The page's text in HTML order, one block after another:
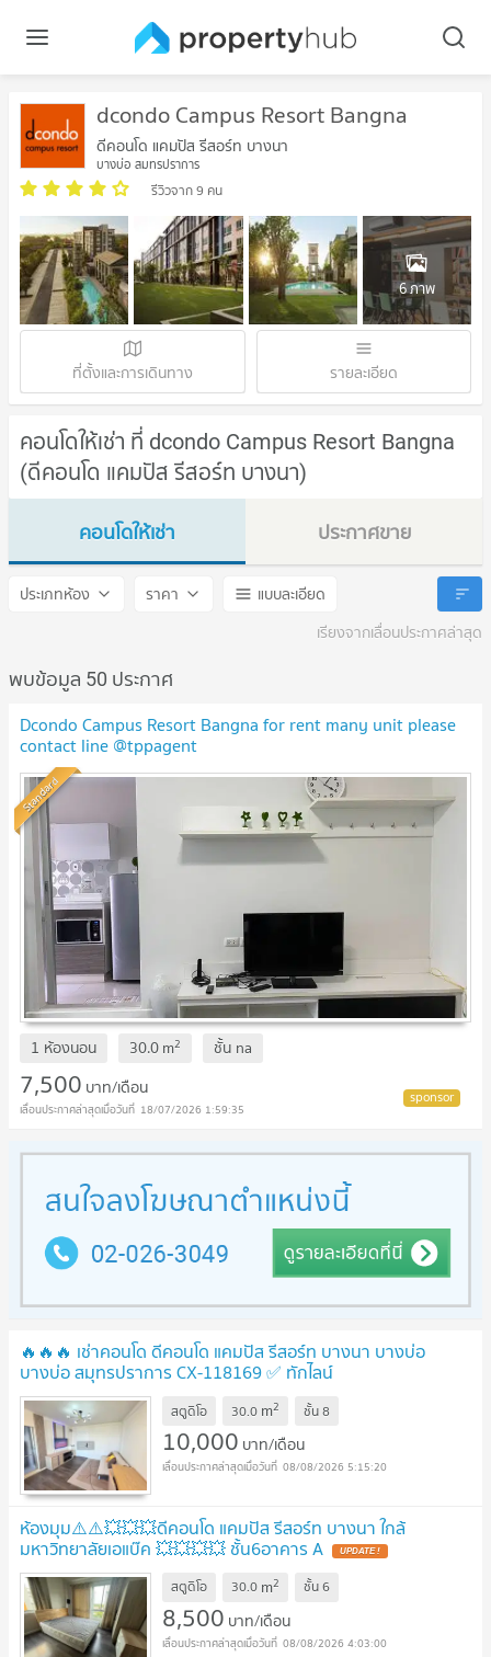
dcondo Campus Resort Bangna
ดีคอนโด แคมปัส รีสอร์ท บางนา
บางบ่อ สมุทรปราการ
รีวิวจาก 9 คน
6 ภาพ
ที่ตั้งและการเดินทาง รายละเอียด
คอนโดให้เช่า ที่ dcondo Campus Resort Bangna
(ดีคอนโด แคมปัส รีสอร์ท บางนา)
คอนโดให้เช่า
dcondo Campus Resort Bangna
ประกาศขาย
dcondo Campus Resort
ประเภทห้อง ราคา
แบบละเอียด
เรียงจากเลื่อนประกาศล่าสุด
พบข้อมูล 50 ประกาศ
Dcondo Campus Resort Bangna for rent many unit please
contact line @tppagent
Standard
1 ห้องนอน 30.0m2 ชั้น na
7,500 บาท/เดือน
18/07/2026 1:59:35
🔥🔥🔥 เช่าคอนโด ดีคอนโด แคมปัส รีสอร์ท บางนา บางบ่อ
บางบ่อ สมุทรปราการ CX-118169 ✅ ทักไลน์
@connexproperty ตอบทันที ทีมงานมืออาชีพ ✅ 🔥🔥🔥
สตูดิโอ 30.0 m2 ชั้น8
10,000 บาท/เดือน
08/08/2026 5:15:20
ห้องมุม⚠️⚠️💥💥💥ดีคอนโด แคมปัส รีสอร์ท บางนา ใกล้
มหาวิทยาลัยเอแบ๊ค 💥💥💥💥 ชั้น6อาคาร A
สตูดิโอ 30.0 m2 ชั้น6
8,500 บาท/เดือน
08/08/2026 4:03:00